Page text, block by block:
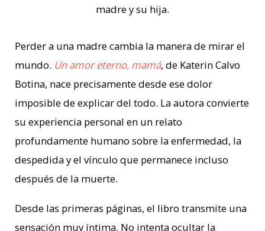
Perder a una madre cambia la manera de mirar el
mundo. Un amor eterno, mamá, de Katerin Calvo
Botina, nace precisamente desde ese dolor
imposible de explicar del todo. La autora convierte
su experiencia personal en un relato
profundamente humano sobre la enfermedad, la
despedida y el vínculo que permanece incluso
después de la muerte.
Desde las primeras páginas, el libro transmite una
sensación muy íntima. No intenta ocultar la